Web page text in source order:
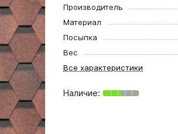
Производитель
Материал
Посыпка
Вес
Все характеристики